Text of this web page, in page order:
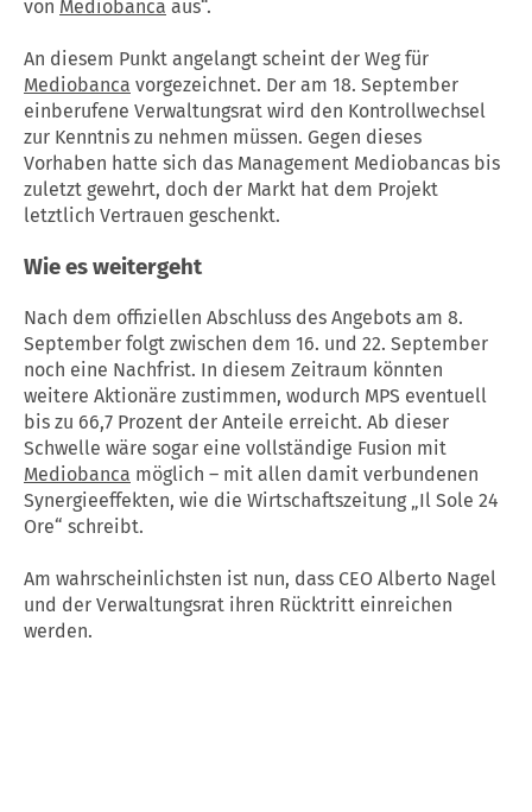
von Mediobanca aus“.
An diesem Punkt angelangt scheint der Weg für
Mediobanca vorgezeichnet. Der am 18. September
einberufene Verwaltungsrat wird den Kontrollwechsel
zur Kenntnis zu nehmen müssen. Gegen dieses
Vorhaben hatte sich das Management Mediobancas bis
zuletzt gewehrt, doch der Markt hat dem Projekt
letztlich Vertrauen geschenkt.
Wie es weitergeht
Nach dem offiziellen Abschluss des Angebots am 8.
September folgt zwischen dem 16. und 22. September
noch eine Nachfrist. In diesem Zeitraum könnten
weitere Aktionäre zustimmen, wodurch MPS eventuell
bis zu 66,7 Prozent der Anteile erreicht. Ab dieser
Schwelle wäre sogar eine vollständige Fusion mit
Mediobanca möglich – mit allen damit verbundenen
Synergieeffekten, wie die Wirtschaftszeitung „Il Sole 24
Ore“ schreibt.
Am wahrscheinlichsten ist nun, dass CEO Alberto Nagel
und der Verwaltungsrat ihren Rücktritt einreichen
werden.